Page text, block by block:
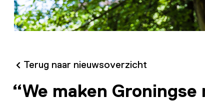
Terug naar nieuwsoverzicht
“We maken